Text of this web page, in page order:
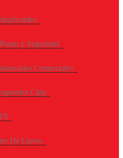
y Seguridad
Comerciales
Chip
De Llaves